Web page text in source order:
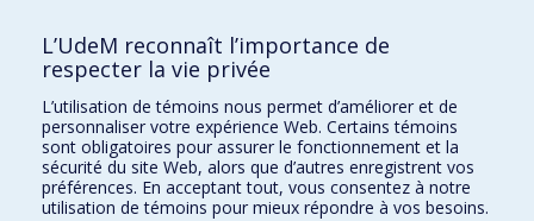
École d'urbanisme et d'architecture de
paysage
École d'architecture
École de design
L’UdeM reconnaît l’importance de
respecter la vie privée
L’utilisation de témoins nous permet d’améliorer et de
personnaliser votre expérience Web. Certains témoins
sont obligatoires pour assurer le fonctionnement et la
sécurité du site Web, alors que d’autres enregistrent vos
préférences. En acceptant tout, vous consentez à notre
utilisation de témoins pour mieux répondre à vos besoins.